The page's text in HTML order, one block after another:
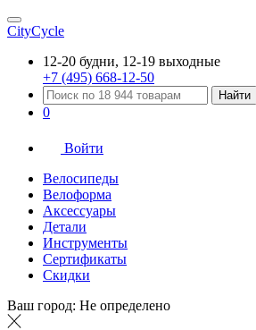
CityCycle
12-20 будни, 12-19 выходные
+7 (495) 668-12-50
Найти
0
Войти
Велосипеды
Велоформа
Аксессуары
Детали
Инструменты
Сертификаты
Скидки
Ваш город: Не определено